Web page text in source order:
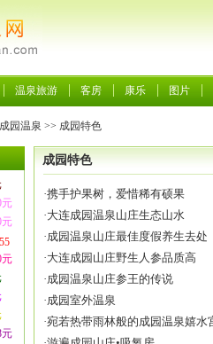
温泉旅游 客房 康乐 图片
成园温泉 >> 成园特色
元
元
元
元
成园特色
·携手护果树，爱惜稀有硕果
·大连成园温泉山庄生态山水
·成园温泉山庄最佳度假养生去处
·大连成园山庄野生人参品质高
·成园温泉山庄参王的传说
·成园室外温泉
·宛若热带雨林般的成园温泉嬉水